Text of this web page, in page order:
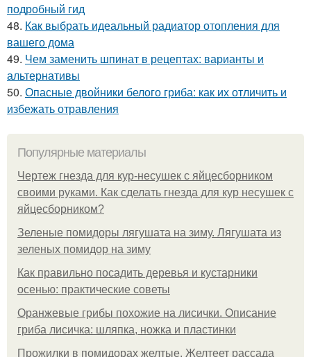
подробный гид
48. Как выбрать идеальный радиатор отопления для
вашего дома
49. Чем заменить шпинат в рецептах: варианты и
альтернативы
50. Опасные двойники белого гриба: как их отличить и
избежать отравления
Популярные материалы
Чертеж гнезда для кур-несушек с яйцесборником
своими руками. Как сделать гнезда для кур несушек с
яйцесборником?
Зеленые помидоры лягушата на зиму. Лягушата из
зеленых помидор на зиму
Как правильно посадить деревья и кустарники
осенью: практические советы
Оранжевые грибы похожие на лисички. Описание
гриба лисичка: шляпка, ножка и пластинки
Прожилки в помидорах желтые. Желтеет рассада